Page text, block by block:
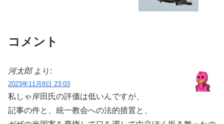
コメント
河太郎 より:
2023年11月8日 23:03
私しゃ岸田氏の評価は低いんですが、
記事の件と、統一教会への法的措置と、